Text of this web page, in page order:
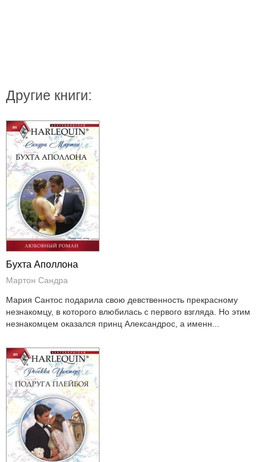
Другие книги:
Бухта Аполлона
Мартон Сандра
Мария Сантос подарила свою девственность прекрасному
незнакомцу, в которого влюбилась с первого взгляда. Но этим
незнакомцем оказался принц Александрос, а именн...